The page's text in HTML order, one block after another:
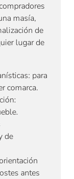
masía,
de
lugar de
para
comarca.
de
antes